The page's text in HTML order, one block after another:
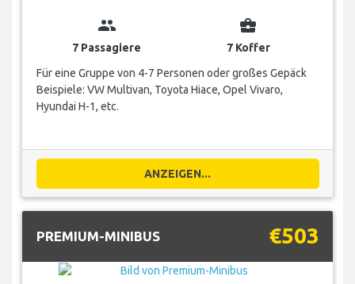
group
7 Passagiere
business_center
7 Koffer
Für eine Gruppe von 4-7 Personen oder großes Gepäck
Beispiele: VW Multivan, Toyota Hiace, Opel Vivaro,
Hyundai H-1, etc.
ANZEIGEN...
PREMIUM-MINIBUS €503